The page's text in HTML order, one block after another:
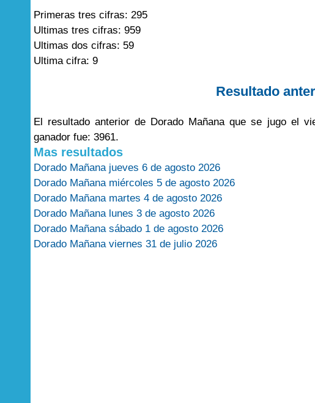
Primeras tres cifras: 295
Ultimas tres cifras: 959
Ultimas dos cifras: 59
Ultima cifra: 9
Resultado
El resultado anterior de Dorado Mañana que se jugo el
ganador fue: 3961.
Mas resultados
Dorado Mañana jueves 6 de agosto 2026
Dorado Mañana miércoles 5 de agosto 2026
Dorado Mañana martes 4 de agosto 2026
Dorado Mañana lunes 3 de agosto 2026
Dorado Mañana sábado 1 de agosto 2026
Dorado Mañana viernes 31 de julio 2026